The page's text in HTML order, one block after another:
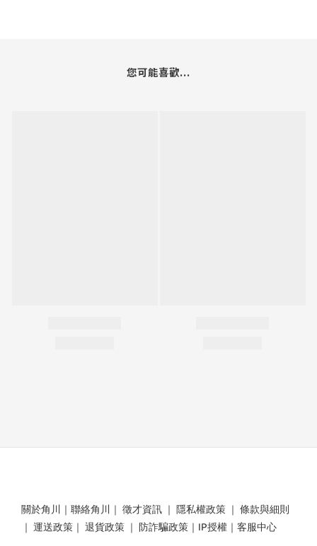
您可能喜歡...
關於角川 ｜ 聯絡角川 ｜ 徵才資訊 ｜ 隱私權政策 ｜ 條款與細則
｜ 運送政策 ｜ 退貨政策 ｜ 防詐騙政策 ｜ IP授權 ｜ 客服中心